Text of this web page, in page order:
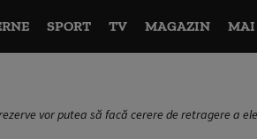
SPORT TV MAGAZIN MAI
vor putea să facă cerere de retragere a